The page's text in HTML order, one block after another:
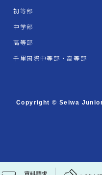
初等部
中学部
高等部
千里国際中等部・高等部
Copyright © Seiwa